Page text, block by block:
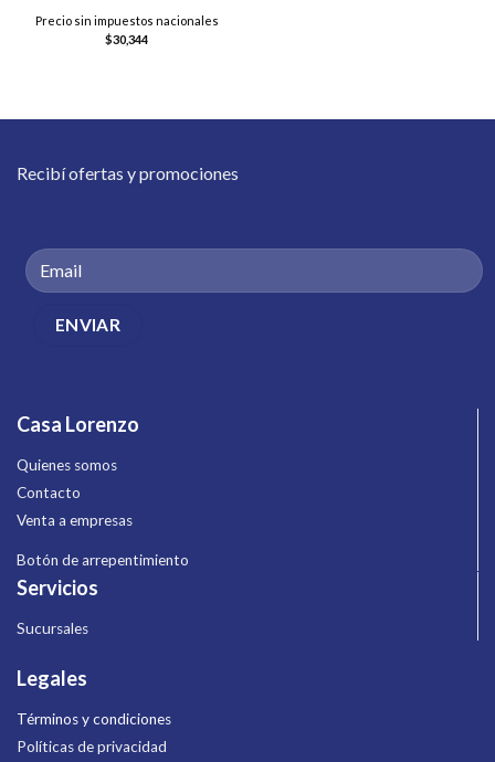
Precio sin impuestos nacionales
$30,344
Recibí ofertas y promociones
Casa Lorenzo
Quienes somos
Contacto
Venta a empresas
Botón de arrepentimiento
Servicios
Sucursales
Legales
Términos y condiciones
Políticas de privacidad